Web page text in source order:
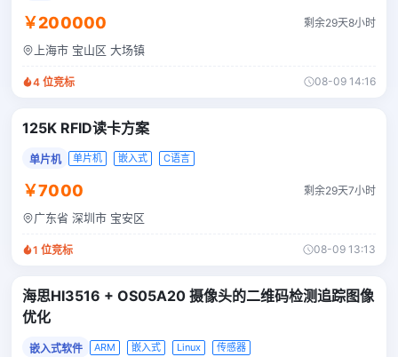
￥200000 剩余29天8小时
上海市 宝山区 大场镇
4 位竞标 08-09 14:16
125K RFID读卡方案
单片机 单片机 嵌入式 C语言
￥7000 剩余29天7小时
广东省 深圳市 宝安区
1 位竞标 08-09 13:13
海思HI3516 + OS05A20 摄像头的二维码检测追踪图像
优化
嵌入式软件 ARM 嵌入式 Linux 传感器